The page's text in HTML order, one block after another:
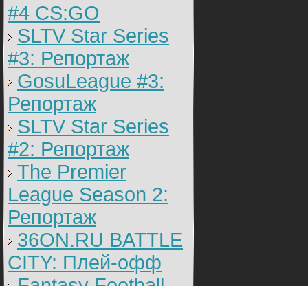
#4 CS:GO
SLTV Star Series
#3: Репортаж
GosuLeague #3:
Репортаж
SLTV Star Series
#2: Репортаж
The Premier
League Season 2:
Репортаж
36ON.RU BATTLE
CITY: Плей-офф